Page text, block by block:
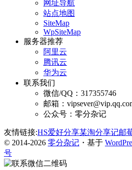
网址导航
站点地图
SiteMap
WpSiteMap
服务器推荐
阿里云
腾讯云
华为云
联系我们
微信/QQ：317355746
邮箱：
公众号：零分杂记
友情链接:HS爱好分享某淘分享记邮
© 2014-2026 零分杂记 ・基于
号